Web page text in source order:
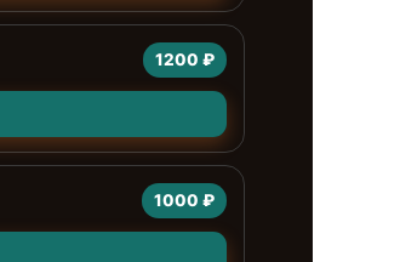
1200 ₽
1000 ₽